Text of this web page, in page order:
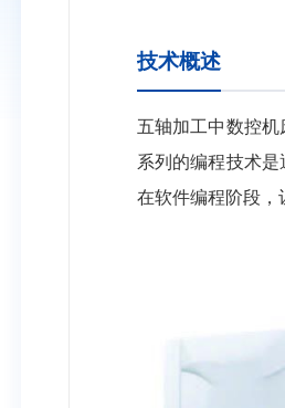
技术概述
五轴加工中数控
系列的编程技术
在软件编程阶段，